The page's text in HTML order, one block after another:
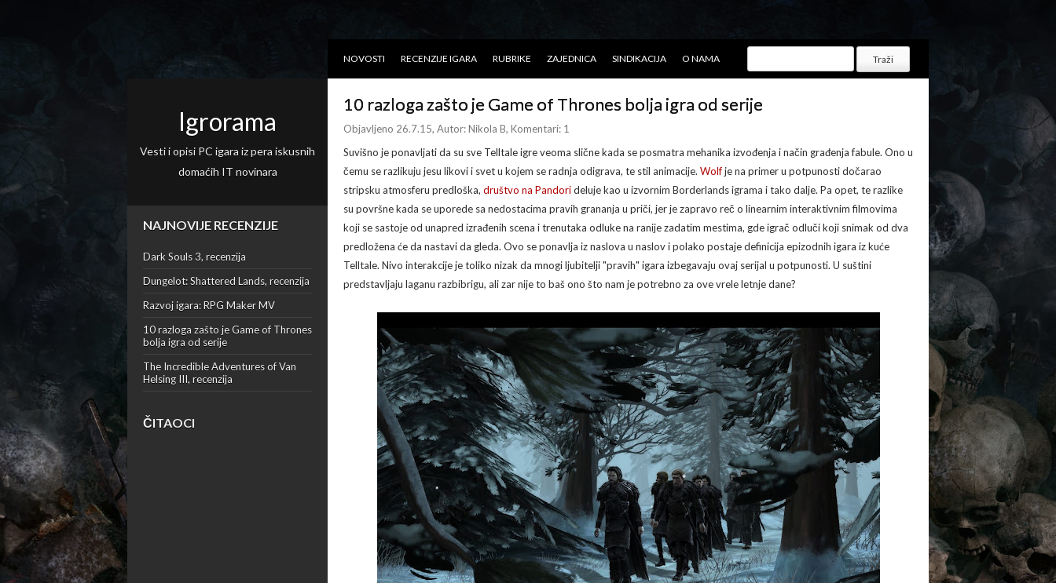
NOVOSTI RECENZIJE IGARA RUBRIKE ZAJEDNICA SINDIKACIJA O NAMA
Igrorama
Vesti i opisi PC igara iz pera iskusnih
domaćih IT novinara
NAJNOVIJE RECENZIJE
Dark Souls 3, recenzija
Dungelot: Shattered Lands, recenzija
Razvoj igara: RPG Maker MV
10 razloga zašto je Game of Thrones
bolja igra od serije
The Incredible Adventures of Van
Helsing III, recenzija
ČITAOCI
10 razloga zašto je Game of Thrones bolja igra od serije
Objavljeno 26.7.15, Autor:Nikola B, Komentari: 1
Suvišno je ponavljati da su sve Telltale igre veoma slične kada se posmatra mehanika izvođenja i način građenja fabule. Ono u
čemu se razlikuju jesu likovi i svet u kojem se radnja odigrava, te stil animacije. Wolfje na primer u potpunosti dočarao
stripsku atmosferu predloška, društvo na Pandorideluje kao u izvornim Borderlands igrama i tako dalje. Pa opet, te razlike
su površne kada se uporede sa nedostacima pravih grananja u priči, jer je zapravo reč o linearnim interaktivnim filmovima
koji se sastoje od unapred izrađenih scena i trenutaka odluke na ranije zadatim mestima, gde igrač odluči koji snimak od dva
predložena će da nastavi da gleda. Ovo se ponavlja iz naslova u naslov i polako postaje definicija epizodnih igara iz kuće
Telltale. Nivo interakcije je toliko nizak da mnogi ljubitelji "pravih" igara izbegavaju ovaj serijal u potpunosti. U suštini
predstavljaju laganu razbibrigu, ali zar nije to baš ono što nam je potrebno za ove vrele letnje dane?